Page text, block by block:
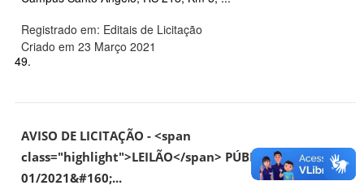
Registrado em: Editais de Licitação
Criado em 23 Março 2021
49.
AVISO DE LICITAÇÃO - <span
class="highlight">LEILÃO</span> PÚBLICO Nº
01/2021&#160;...